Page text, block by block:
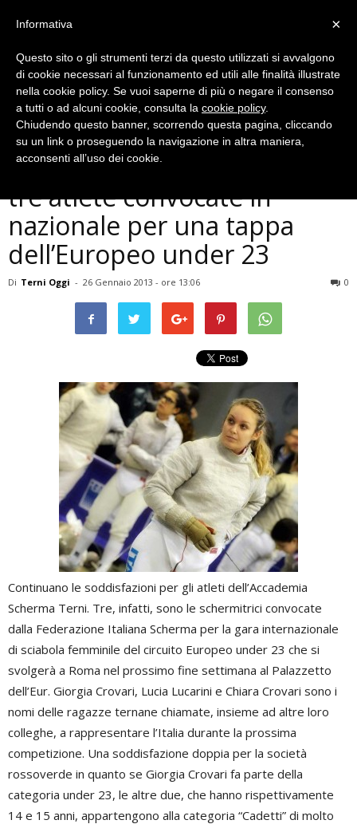
Cronaca
Accademia Scherma Terni:
tre atlete convocate in
nazionale per una tappa
dell’Europeo under 23
Di Terni Oggi - 26 Gennaio 2013 - ore 13:06 0
Continuano le soddisfazioni per gli atleti dell’Accademia
Scherma Terni. Tre, infatti, sono le schermitrici convocate
dalla Federazione Italiana Scherma per la gara internazionale
di sciabola femminile del circuito Europeo under 23 che si
svolgerà a Roma nel prossimo fine settimana al Palazzetto
dell’Eur. Giorgia Crovari, Lucia Lucarini e Chiara Crovari sono i
nomi delle ragazze ternane chiamate, insieme ad altre loro
colleghe, a rappresentare l’Italia durante la prossima
competizione. Una soddisfazione doppia per la società
rossoverde in quanto se Giorgia Crovari fa parte della
categoria under 23, le altre due, che hanno rispettivamente
14 e 15 anni, appartengono alla categoria “Cadetti” di molto
×
Informativa
Questo sito o gli strumenti terzi da questo utilizzati si avvalgono
di cookie necessari al funzionamento ed utili alle finalità illustrate
nella cookie policy. Se vuoi saperne di più o negare il consenso
a tutti o ad alcuni cookie, consulta la cookie policy.
Chiudendo questo banner, scorrendo questa pagina, cliccando
su un link o proseguendo la navigazione in altra maniera,
acconsenti all’uso dei cookie.